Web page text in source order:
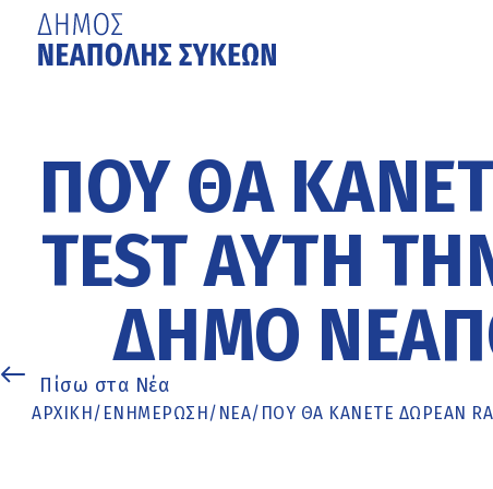
περιεχόμενο
ΠΟΎ ΘΑ
TEST ΑΥΤΉ
ΔΉΜΟ
Πίσω στα Νέα
ΑΡΧΙΚΉ/ ΕΝΗΜΈΡΩΣΗ/ ΝΕΑ/ ΠΟΎ ΘΑ ΚΆΝΕΤΕ ΔΩΡΕΆΝ